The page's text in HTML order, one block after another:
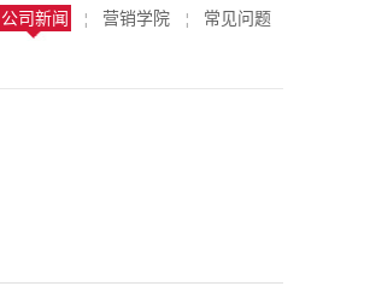
公司新闻 ¦ 营销学院 ¦ 常见问题